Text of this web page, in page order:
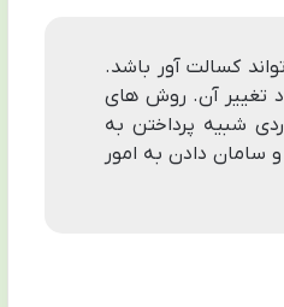
کسالت آور باشد.
تغییر آن. روش های
شبیه پرداختن به
سامان دادن به امور